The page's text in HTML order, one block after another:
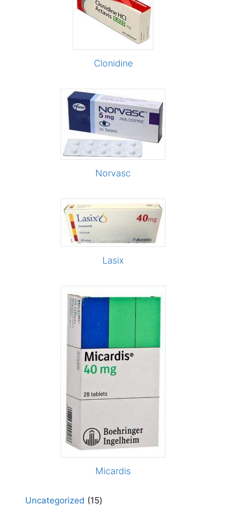
Clonidine
Norvasc
Lasix
Micardis
Uncategorized 1515